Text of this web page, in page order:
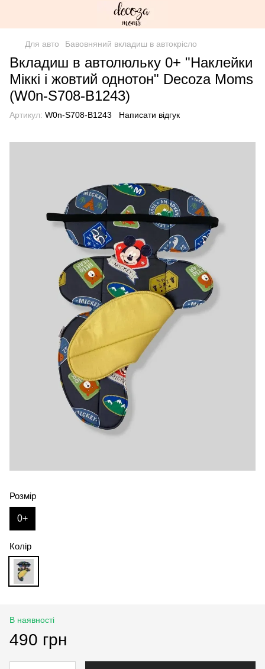
Для авто Бавовняний вкладиш в автокрісло
Вкладиш в автолюльку 0+ "Наклейки
Міккі і жовтий однотон" Decoza Moms
(W0n-S708-B1243)
Артикул: W0n-S708-B1243 Написати відгук
Розмір
0+
Колір
В наявності
490 грн